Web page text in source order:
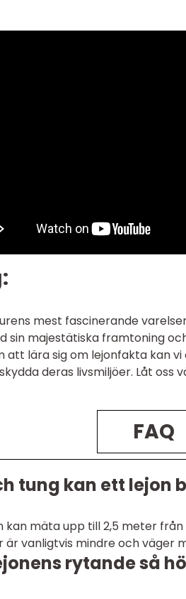
mest fascinerande
sin majestätiska framtoning
att lära sig om lejonfakta kan
deras livsmiljöer. Låt oss
FAQ
tung kan ett lejon
kan mäta upp till 2,5 meter
är vanligtvis mindre och väger
rytande så